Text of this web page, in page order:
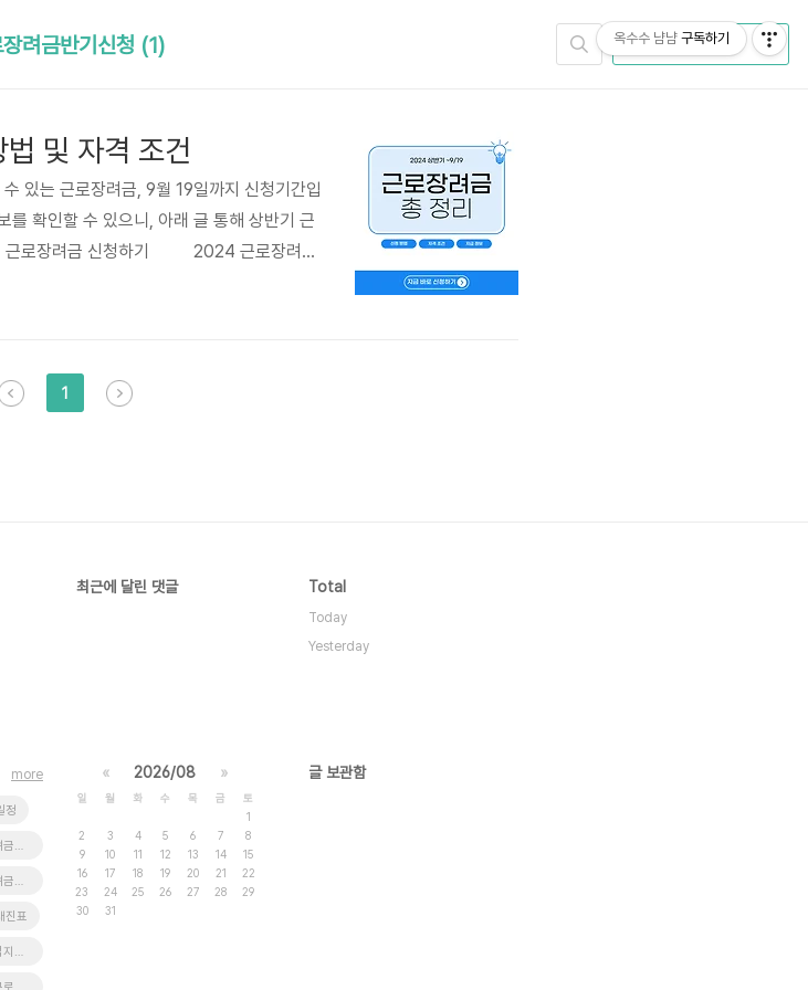
CATEGORY
려금반기신청 (1)
및 자격 조건
있는 근로장려금, 9월 19일까지 신청기간입
를 확인할 수 있으니, 아래 글 통해 상반기 근
근로장려금 신청하기 2024 근로장려금
족해야합니다. 이는 소득, 재산, 가구 형태
1
최근에 달린 댓글 Total
Today
Yesterday
정
근로장려금반기신청
근로장려금지급시기
진표
국민취업지원제도2유형자격
more « 2026/08 »
일 월 화 수 목 금
토
1
2
3 4 5 6 7
8
9
10 11 12 13 14
15
16
17 18 19 20 21
22
23
24 25 26 27 28
29
30
31
글 보관함
옥수수 냠냠 구독하기